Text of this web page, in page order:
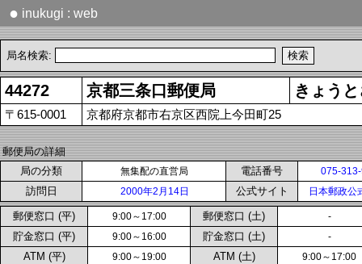
● inukugi : web
局名検索:
44272 京都三条口郵便局 きょう
〒615-0001 京都府京都市右京区西院上今田町25
郵便局の詳細
局の分類
無集配の直営局 電話番号 075-
訪問日 2000年2月14日 公式サイト 日本郵政公
郵便窓口 (平) 9:00～17:00 郵便窓口 (土) -
貯金窓口 (平) 9:00～16:00 貯金窓口 (土) -
ATM (平) 9:00～19:00 ATM (土) 9:00～17:00